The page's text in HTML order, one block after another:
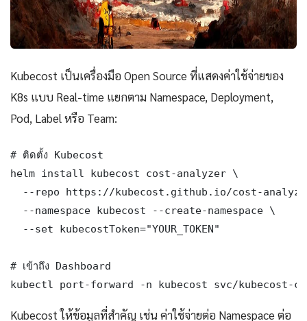
Kubecost เป็นเครื่องมือ Open Source ที่แสดงค่าใช้จ่ายของ
K8s แบบ Real-time แยกตาม Namespace, Deployment,
Pod, Label หรือ Team:
# ติดตั้ง Kubecost
helm install kubecost cost-analyzer \
--repo https://kubecost.github.io/cost-
  --namespace kubecost --create-namespace \
  --set kubecostToken="YOUR_TOKEN"
# เข้าถึง Dashboard
kubectl port-forward -n kubecost svc/kubecost-
Kubecost ให้ข้อมูลที่สำคัญ เช่น ค่าใช้จ่ายต่อ Namespace ต่อ